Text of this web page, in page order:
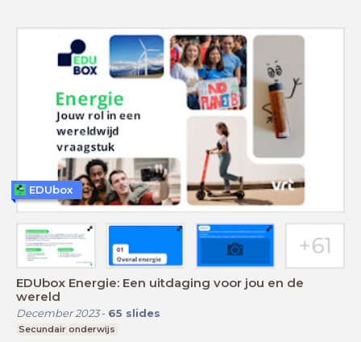
EDUbox Energie: Een uitdaging voor jou en de
wereld
December 2023- 65 slides
Secundair onderwijs
EDUbox